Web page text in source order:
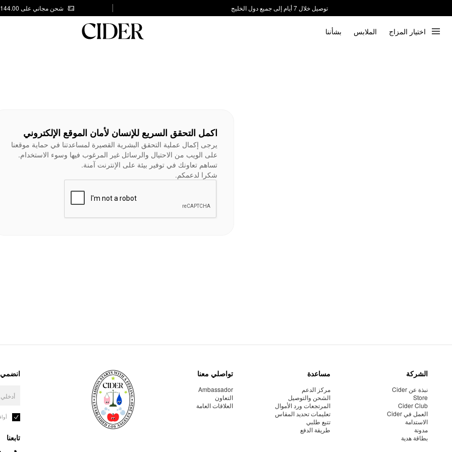
توصيل خلال 7 أيام إلى جميع دول الخليج
شحن مجاني على AED 144.00
اختيار المزاج الملابس بشأننا
اكمل التحقق السريع للإنسان لأمان الموقع الإلكتروني
يرجى إكمال عملية التحقق البشرية القصيرة لمساعدتنا في حماية موقعنا
على الويب من الاحتيال والرسائل غير المرغوب فيها وسوء الاستخدام.
تساهم تعاونك في توفير بيئة على الإنترنت آمنة.
شكرا لدعمكم.
الشركة
نبذة عن Cider
Store
Cider Club
العمل في Cider
الاستدامة
مدونة
بطاقة هدية
مساعدة
مركز الدعم
الشحن والتوصيل
المرتجعات ورد الأموال
تعليمات تحديد المقاس
تتبع طلبي
طريقة الدفع
تواصلي معنا
Ambassador
التعاون
العلاقات العامة
انضمي
تابعنا